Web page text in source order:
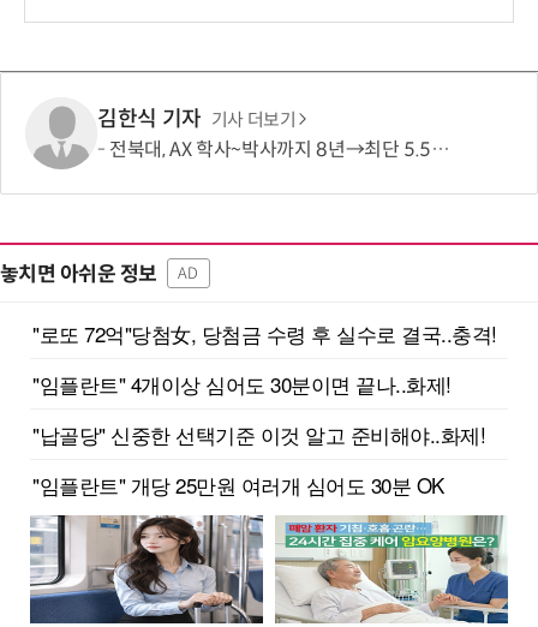
김한식 기자 기사 더보기
전북대, AX 학사~박사까지 8년→최단 5.5년 가능…톱 100 AI 특화대학원 도약도
놓치면 아쉬운 정보 AD